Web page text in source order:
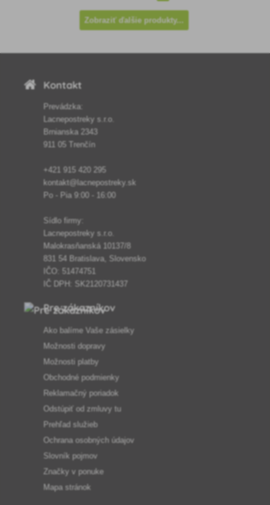
Zobraziť ďalšie produkty...
Kontakt
Prevádzka:
Lacnepostreky s.r.o.
Brnianska 2343
911 05 Trenčín
+421 915 420 295
kontakt@lacnepostreky.sk
Po - Pia 9:00 - 16:00
Sídlo firmy:
Lacnepostreky s.r.o.
Malokrasňanská 10137/8
831 54 Bratislava, Slovensko
IČO: 51474751
IČ DPH: SK2120731437
Pre zákazníkov
Ako balíme Vaše zásielky
Možnosti dopravy
Možnosti platby
Obchodné podmienky
Reklamačný poriadok
Odstúpiť od zmluvy tu
Prehľad služieb
Ochrana osobných údajov
Slovník pojmov
Značky v ponuke
Mapa stránok